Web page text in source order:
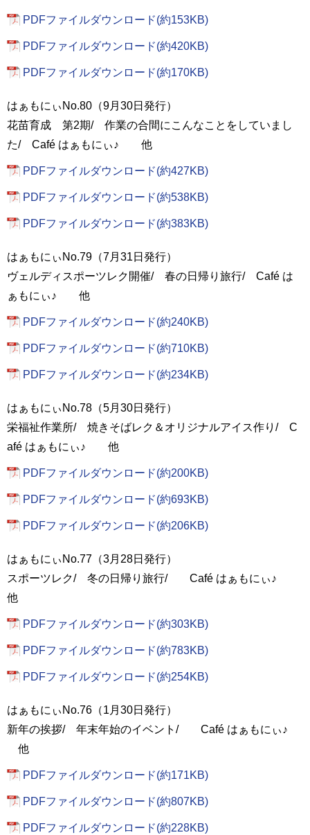
PDFファイルダウンロード(約153KB)
PDFファイルダウンロード(約420KB)
PDFファイルダウンロード(約170KB)
はぁもにぃNo.80（9月30日発行）
花苗育成 第2期/ 作業の合間にこんなことをしていまし
た/ Café はぁもにぃ♪ 他
PDFファイルダウンロード(約427KB)
PDFファイルダウンロード(約538KB)
PDFファイルダウンロード(約383KB)
はぁもにぃNo.79（7月31日発行）
ヴェルディスポーツレク開催/ 春の日帰り旅行/ Café は
ぁもにぃ♪ 他
PDFファイルダウンロード(約240KB)
PDFファイルダウンロード(約710KB)
PDFファイルダウンロード(約234KB)
はぁもにぃNo.78（5月30日発行）
栄福祉作業所/ 焼きそばレク＆オリジナルアイス作り/ C
afé はぁもにぃ♪ 他
PDFファイルダウンロード(約200KB)
PDFファイルダウンロード(約693KB)
PDFファイルダウンロード(約206KB)
はぁもにぃNo.77（3月28日発行）
スポーツレク/ 冬の日帰り旅行/ Café はぁもにぃ♪
他
PDFファイルダウンロード(約303KB)
PDFファイルダウンロード(約783KB)
PDFファイルダウンロード(約254KB)
はぁもにぃNo.76（1月30日発行）
新年の挨拶/ 年末年始のイベント/ Café はぁもにぃ♪
他
PDFファイルダウンロード(約171KB)
PDFファイルダウンロード(約807KB)
PDFファイルダウンロード(約228KB)